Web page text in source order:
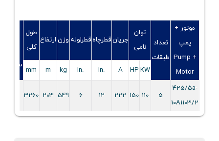
موتور +
پمپ
Pump +
Motor
تعداد
طبقات
توان
نامی
جریانقطرچاهقطرلوله وزن ارتفاع
طول
کلی
سوپاپ
KW
HP
A
.In
.In
kg
m
mm
425/5a-
10A1103/2
5
110
150
222
12
6
549
203
3260